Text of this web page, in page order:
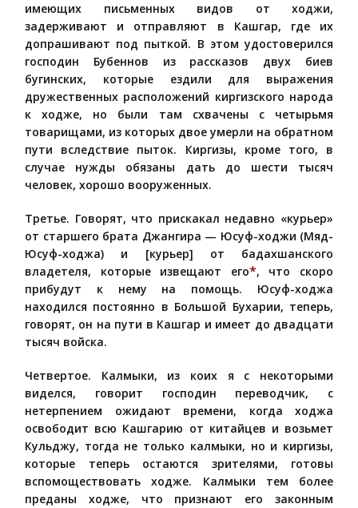
имеющих письменных видов от ходжи,
задерживают и отправляют в Кашгар, где их
допрашивают под пыткой. В этом удостоверился
господин Бубеннов из рассказов двух биев
бугинских, которые ездили для выражения
дружественных расположений киргизского народа
к ходже, но были там схвачены с четырьмя
товарищами, из которых двое умерли на обратном
пути вследствие пыток. Киргизы, кроме того, в
случае нужды обязаны дать до шести тысяч
человек, хорошо вооруженных.
Третье. Говорят, что прискакал недавно «курьер»
от старшего брата Джангира — Юсуф-ходжи (Мяд-
Юсуф-ходжа) и [курьер] от бадахшанского
владетеля, которые извещают его*, что скоро
прибудут к нему на помощь. Юсуф-ходжа
находился постоянно в Большой Бухарии, теперь,
говорят, он на пути в Кашгар и имеет до двадцати
тысяч войска.
Четвертое. Калмыки, из коих я с некоторыми
виделся, говорит господин переводчик, с
нетерпением ожидают времени, когда ходжа
освободит всю Кашгарию от китайцев и возьмет
Кульджу, тогда не только калмыки, но и киргизы,
которые теперь остаются зрителями, готовы
вспомоществовать ходже. Калмыки тем более
преданы ходже, что признают его законным